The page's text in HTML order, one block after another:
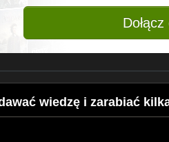
wiedzę i zarabiać